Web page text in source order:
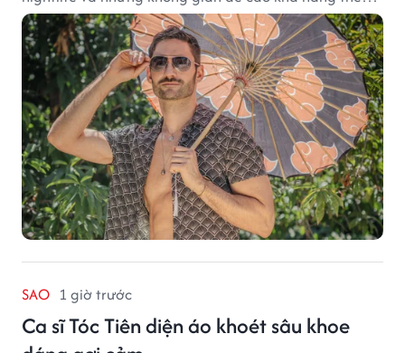
hiện bản thân. Trong quá trình xây dựng thương hiệu,
quạt cầm tay trở thành dòng sản phẩm tạo được
thành công ban đầu, giúp FabulousMe từng bước mở
rộng mức độ hiện diện trên thị trường.
SAO 1 giờ trước
Ca sĩ Tóc Tiên diện áo khoét sâu khoe